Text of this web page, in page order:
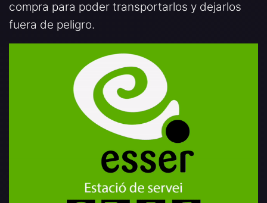
compra para poder transportarlos y dejarlos
fuera de peligro.